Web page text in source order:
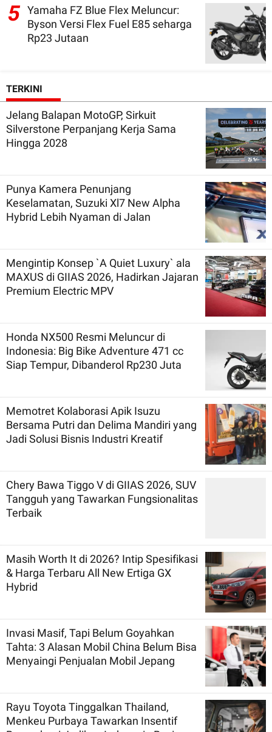
5 Yamaha FZ Blue Flex Meluncur:
Byson Versi Flex Fuel E85 seharga
Rp23 Jutaan
TERKINI
Jelang Balapan MotoGP, Sirkuit
Silverstone Perpanjang Kerja Sama
Hingga 2028
Punya Kamera Penunjang
Keselamatan, Suzuki Xl7 New Alpha
Hybrid Lebih Nyaman di Jalan
Mengintip Konsep `A Quiet Luxury` ala
MAXUS di GIIAS 2026, Hadirkan Jajaran
Premium Electric MPV
Honda NX500 Resmi Meluncur di
Indonesia: Big Bike Adventure 471 cc
Siap Tempur, Dibanderol Rp230 Juta
Memotret Kolaborasi Apik Isuzu
Bersama Putri dan Delima Mandiri yang
Jadi Solusi Bisnis Industri Kreatif
Chery Bawa Tiggo V di GIIAS 2026, SUV
Tangguh yang Tawarkan Fungsionalitas
Terbaik
Masih Worth It di 2026? Intip Spesifikasi
& Harga Terbaru All New Ertiga GX
Hybrid
Invasi Masif, Tapi Belum Goyahkan
Tahta: 3 Alasan Mobil China Belum Bisa
Menyaingi Penjualan Mobil Jepang
Rayu Toyota Tinggalkan Thailand,
Menkeu Purbaya Tawarkan Insentif